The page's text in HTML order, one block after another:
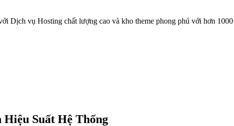
Dịch vụ Hosting chất lượng cao và kho theme phong phú với hơn
Suất Hệ Thống